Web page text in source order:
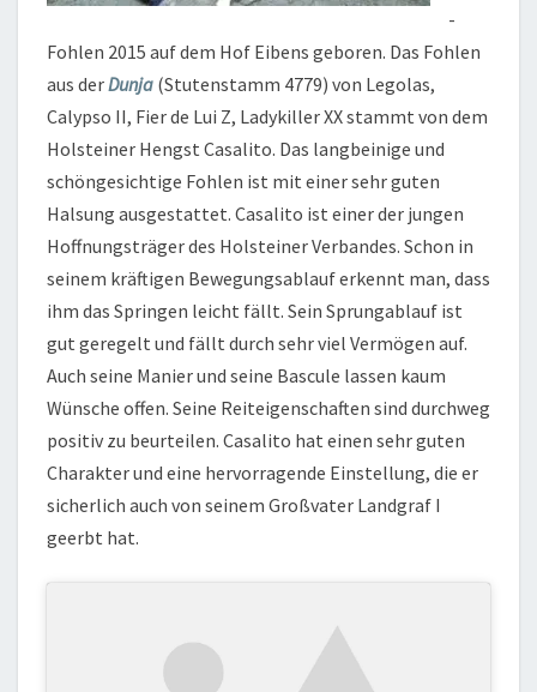
-
Fohlen 2015 auf dem Hof Eibens geboren. Das Fohlen
aus derDunja (Stutenstamm 4779) von Legolas,
Calypso II, Fier de Lui Z, Ladykiller XX stammt von dem
Holsteiner Hengst Casalito. Das langbeinige und
schöngesichtige Fohlen ist mit einer sehr guten
Halsung ausgestattet. Casalito ist einer der jungen
Hoffnungsträger des Holsteiner Verbandes. Schon in
seinem kräftigen Bewegungsablauf erkennt man, dass
ihm das Springen leicht fällt. Sein Sprungablauf ist
gut geregelt und fällt durch sehr viel Vermögen auf.
Auch seine Manier und seine Bascule lassen kaum
Wünsche offen. Seine Reiteigenschaften sind durchweg
positiv zu beurteilen. Casalito hat einen sehr guten
Charakter und eine hervorragende Einstellung, die er
sicherlich auch von seinem Großvater Landgraf I
geerbt hat.